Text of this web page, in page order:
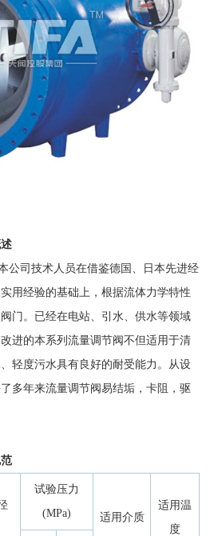
司技术人员在借鉴德国、日本先进经
用经验的基础上，根据流体力学特性
门。已经在电站、引水、供水等领域
进的本系列流量调节阀不但适用于清
轻度污水具有良好的耐受能力。从设
多年来流量调节阀易结垢，卡阻，驱
试验压力
(MPa)
适用介质
适用温
度